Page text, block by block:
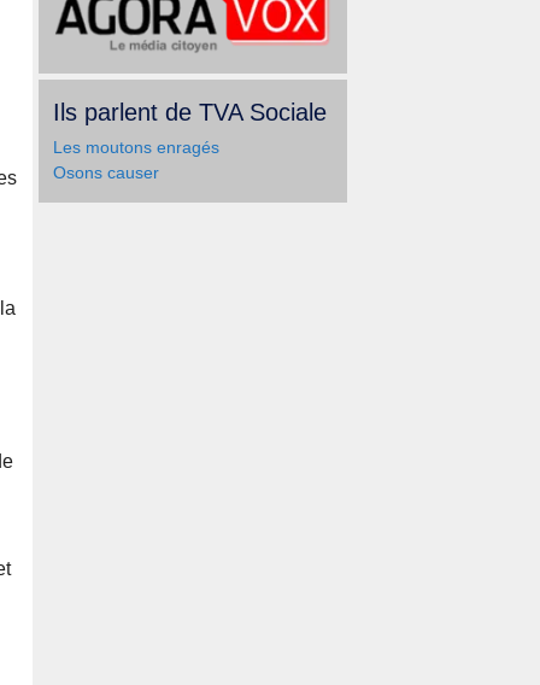
Ils parlent de TVA Sociale
Les moutons enragés
Osons causer